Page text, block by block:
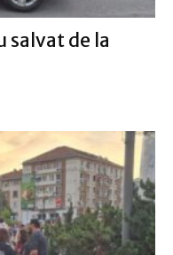
salvat de la